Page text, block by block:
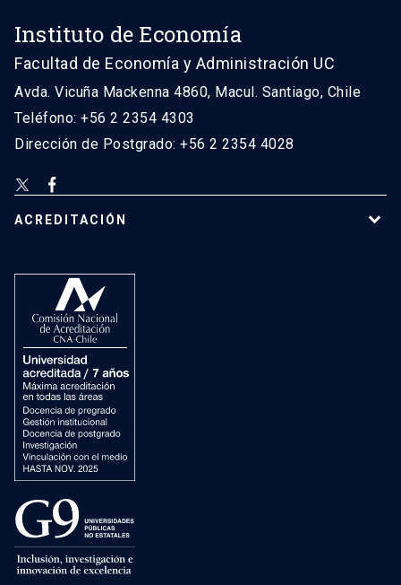
Instituto de Economía
Facultad de Economía y Administración UC
Avda. Vicuña Mackenna 4860, Macul. Santiago, Chile
Teléfono: +56 2 2354 4303
Dirección de Postgrado: +56 2 2354 4028
ACREDITACIÓN